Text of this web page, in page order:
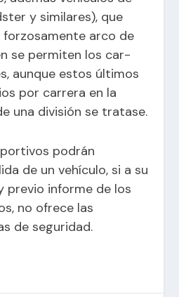
y similares), que
arco de
se permiten los car-
aunque estos últimos
por carrera en la
una división se tratase.
podrán
de un vehículo, si a su
previo informe de los
no ofrece las
de seguridad.